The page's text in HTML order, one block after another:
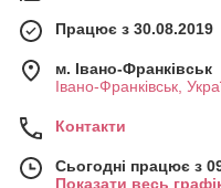
Працює з 30.08.2019
м. Івано-Франківськ
Івано-Франківськ,
Контакти
Сьогодні працює з
Показати весь